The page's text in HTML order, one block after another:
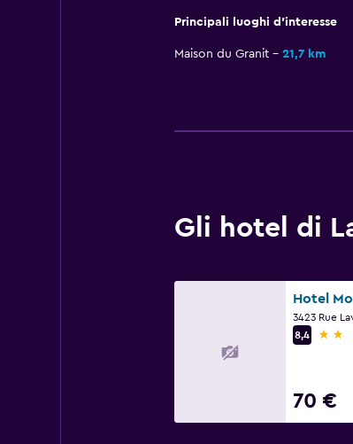
Principali luoghi d'interesse
Maison du Granit 21,7 km
Gli hotel di
Hotel
8,4
2
70 €